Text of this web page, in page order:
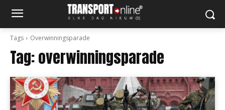
Tags Overwinningsparade
Tag:overwinningsparade